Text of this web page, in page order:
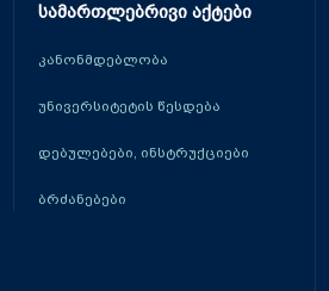
სამართლებრივი აქტები
კანონმდებლობა
უნივერსიტეტის წესდება
დებულებები, ინსტრუქციები
ბრძანებები